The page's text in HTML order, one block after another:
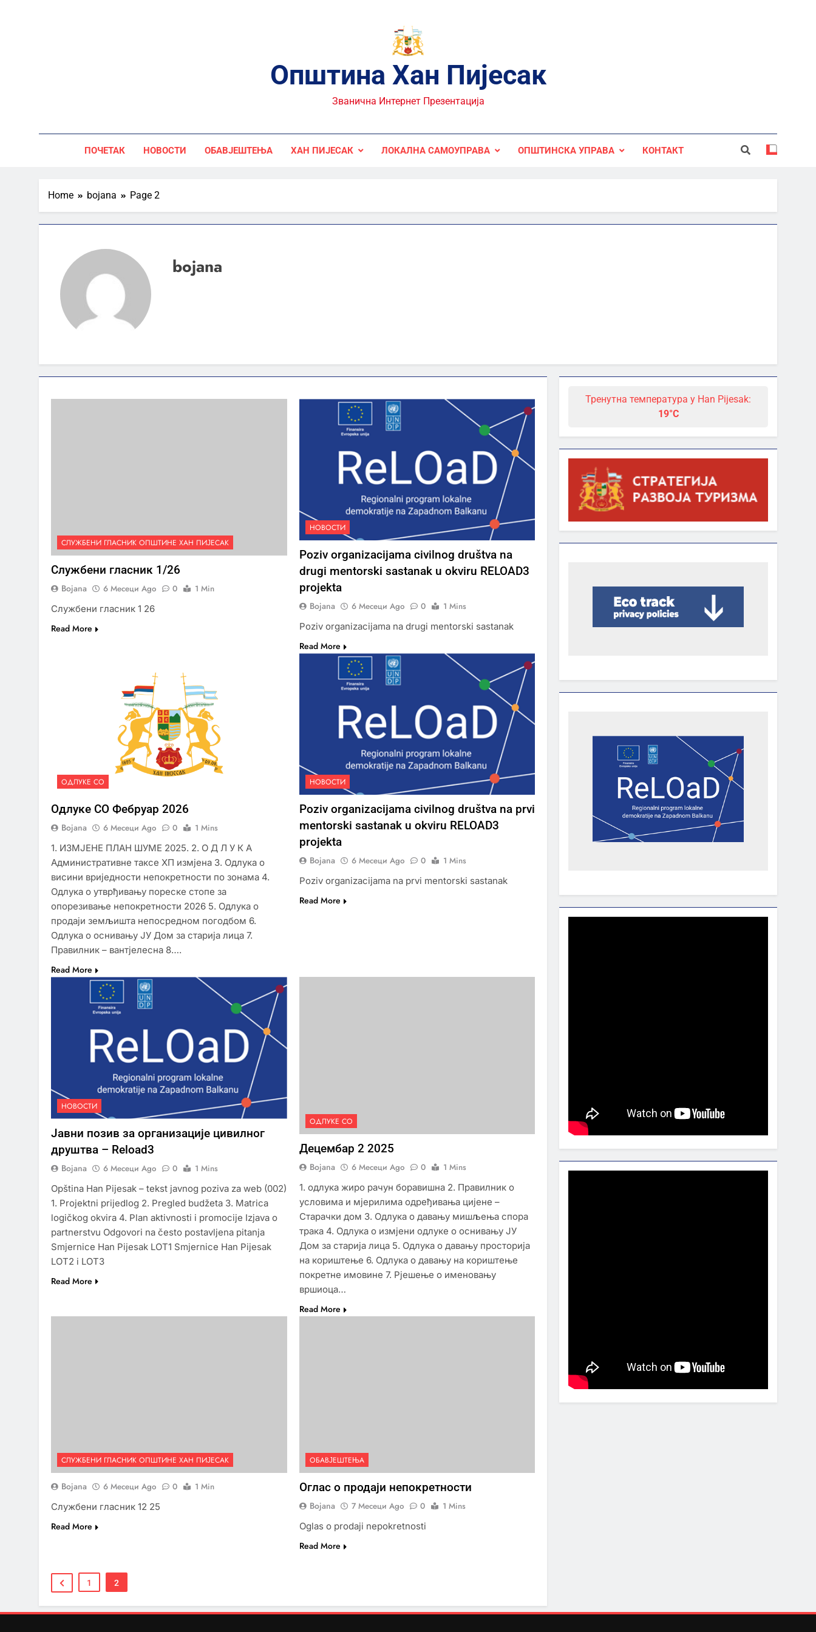
Општина Хан Пијесак
Званична Интернет Презентација
ПОЧЕТАК НОВОСТИ ОБАВЈЕШТЕЊА ХАН ПИЈЕСАК ЛОКАЛНА САМОУПРАВА ОПШТИНСКА УПРАВА КОНТАКТ
Home bojana Page 2
bojana
СЛУЖБЕНИ ГЛАСНИК ОПШТИНЕ ХАН ПИЈЕСАК
Службени гласник 1/26
Bojana 6 Месеци Ago 0
1 Min
Службени гласник 1 26
Read More
НОВОСТИ
Poziv organizacijama civilnog društva na
drugi mentorski sastanak u okviru RELOAD3
projekta
Bojana 6 Месеци Ago 0
1 Mins
Poziv organizacijama na drugi mentorski sastanak
Read More
ОДЛУКЕ СО
Одлуке СО Фебруар 2026
Bojana 6 Месеци Ago 0
1 Mins
1. ИЗМЈЕНЕ ПЛАН ШУМЕ 2025. 2. О Д Л У К А
Административне таксе ХП измјена 3. Одлука о
висини вриједности непокретности по зонама 4.
Одлука о утврђивању пореске стопе за
опорезивање непокретности 2026 5. Одлука о
продаји земљишта непосредном погодбом 6.
Одлука о оснивању ЈУ Дом за старија лица 7.
Правилник – вантјелесна 8….
Read More
НОВОСТИ
Poziv organizacijama civilnog društva na prvi
mentorski sastanak u okviru RELOAD3
projekta
Bojana 6 Месеци Ago 0
1 Mins
Poziv organizacijama na prvi mentorski sastanak
Read More
НОВОСТИ
Јавни позив за организације цивилног
друштва – Reload3
Bojana 6 Месеци Ago 0
1 Mins
Opština Han Pijesak – tekst javnog poziva za web (002)
1. Projektni prijedlog 2. Pregled budžeta 3. Matrica
logičkog okvira 4. Plan aktivnosti i promocije Izjava o
partnerstvu Odgovori na često postavljena pitanja
Smjernice Han Pijesak LOT1 Smjernice Han Pijesak
LOT2 i LOT3
Read More
ОДЛУКЕ СО
Децембар 2 2025
Bojana 6 Месеци Ago 0
1 Mins
1. одлука жиро рачун боравишна 2. Правилник о
условима и мјерилима одређивања цијене –
Старачки дом 3. Одлука о давању мишљења спора
трака 4. Одлука о измјени одлуке о оснивању ЈУ
Дом за старија лица 5. Одлука о давању просторија
на кориштење 6. Одлука о давању на кориштење
покретне имовине 7. Рјешење о именовању
вршиоца…
Read More
СЛУЖБЕНИ ГЛАСНИК ОПШТИНЕ ХАН ПИЈЕСАК
Bojana 6 Месеци Ago 0
1 Min
Службени гласник 12 25
Read More
ОБАВЈЕШТЕЊА
Оглас о продаји непокретности
Bojana 7 Месеци Ago 0
1 Mins
Oglas o prodaji nepokretnosti
Read More
1 2
Тренутна температура у Han Pijesak:
19°C